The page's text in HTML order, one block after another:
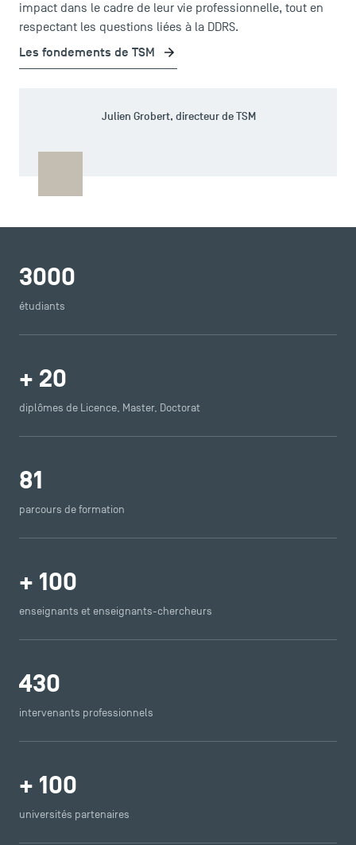
Agenda
Logos et identité graphique
Presse
FAQ
impact dans le cadre de leur vie professionnelle, tout en
respectant les questions liées à la DDRS.
Les fondements de TSM
Julien Grobert, directeur de TSM
3000
étudiants
+ 20
diplômes de Licence, Master, Doctorat
81
parcours de formation
+ 100
enseignants et enseignants-chercheurs
430
intervenants professionnels
+ 100
universités partenaires